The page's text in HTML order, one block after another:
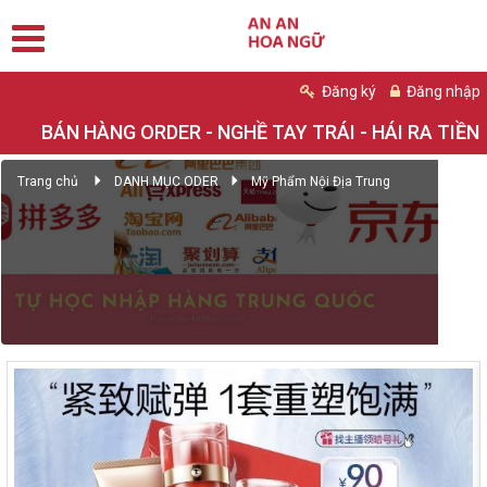
Đăng ký Đăng nhập
BÁN HÀNG ORDER - NGHỀ TAY TRÁI - HÁI RA TIỀN
Trang chủ DANH MỤC ODER Mỹ Phẩm Nội Địa Trung